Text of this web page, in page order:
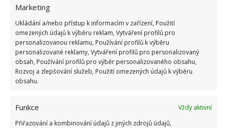
Marketing
Ukládání a/nebo přístup k informacím v zařízení, Použití
omezených údajů k výběru reklam, Vytváření profilů pro
personalizovanou reklamu, Používání profilů k výběru
personalizované reklamy, Vytváření profilů pro personalizovaný
obsah, Používání profilů pro výběr personalizovaného obsahu,
Rozvoj a zlepšování služeb, Použití omezených údajů k výběru
obsahu.
Funkce
Vždy aktivní
Přiřazování a kombinování údajů z jiných zdrojů údajů,
velkým kutilem. V podstatě vše, co je
možné najít v j...[Více o autorovi]